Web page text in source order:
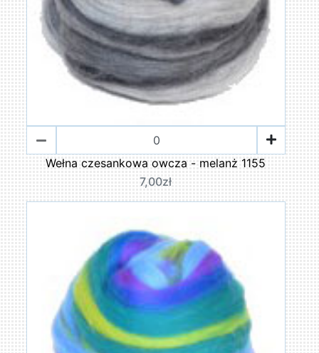
Wełna czesankowa owcza - melanż 1155
7,00zł